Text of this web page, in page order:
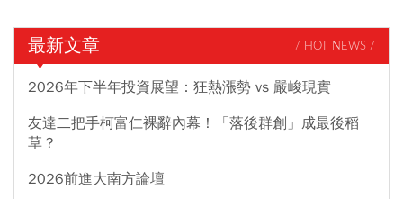
最新文章 / HOT NEWS /
2026年下半年投資展望：狂熱漲勢 vs 嚴峻現實
友達二把手柯富仁裸辭內幕！「落後群創」成最後稻
草？
2026前進大南方論壇